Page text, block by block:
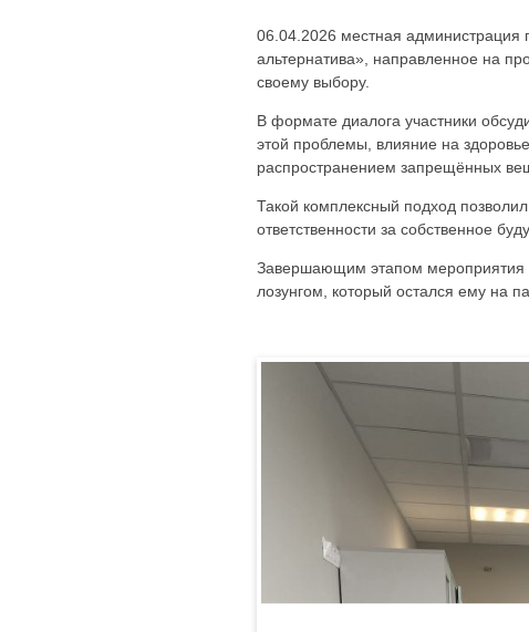
06.04.2026 местная
альтернатива», направленное на
своему выбору.
В формате диалога участники
этой проблемы, влияние на
распространением запрещённых
Такой комплексный подход
ответственности за собственное
Завершающим этапом мероприятия
лозунгом, который остался ему на